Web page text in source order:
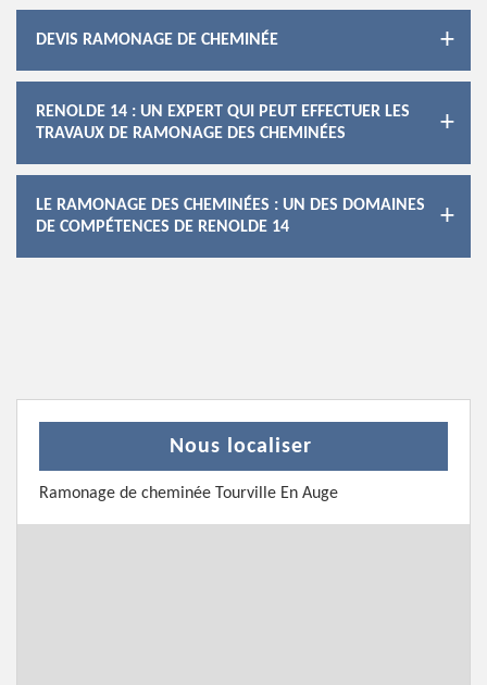
DEVIS RAMONAGE DE CHEMINÉE
RENOLDE 14 : UN EXPERT QUI PEUT EFFECTUER LES
TRAVAUX DE RAMONAGE DES CHEMINÉES
LE RAMONAGE DES CHEMINÉES : UN DES DOMAINES
DE COMPÉTENCES DE RENOLDE 14
Nous localiser
Ramonage de cheminée Tourville En Auge